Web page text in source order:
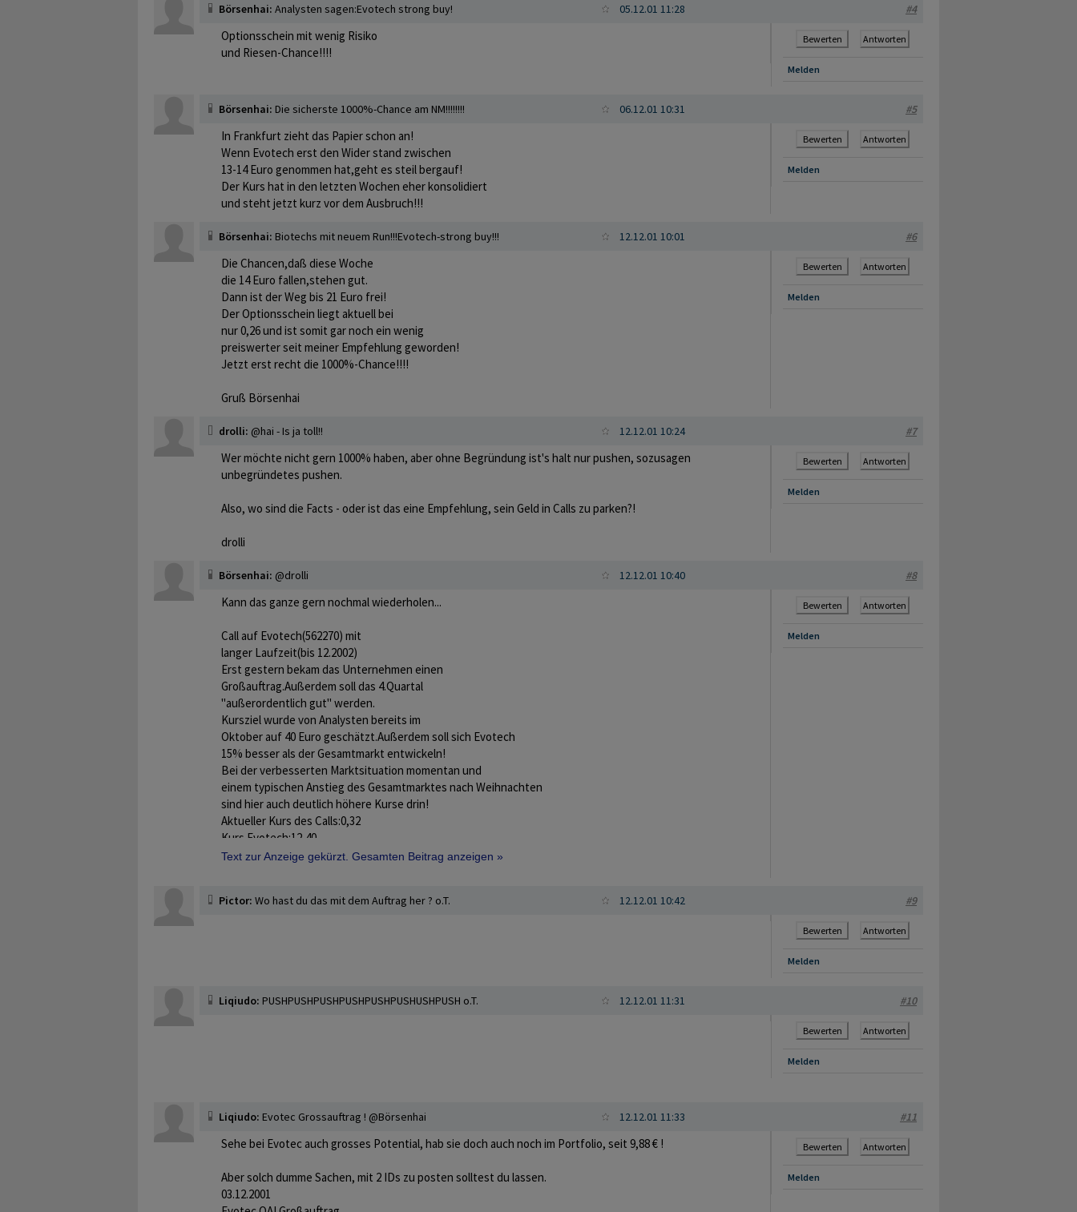
Börsenhai: Analysten sagen:Evotech strong buy! 05.12.01 11:28 #4
Optionsschein mit wenig Risiko
und Riesen-Chance!!!!
Bewerten Antworten
Melden
Börsenhai: Die sicherste 1000%-Chance am NM!!!!!!!! 06.12.01 10:31 #5
In Frankfurt zieht das Papier schon an!
Wenn Evotech erst den Wider stand zwischen
13-14 Euro genommen hat,geht es steil bergauf!
Der Kurs hat in den letzten Wochen eher konsolidiert
und steht jetzt kurz vor dem Ausbruch!!!
Bewerten Antworten
Melden
Börsenhai: Biotechs mit neuem Run!!!Evotech-strong buy!!! 12.12.01 10:01 #6
Die Chancen,daß diese Woche
die 14 Euro fallen,stehen gut.
Dann ist der Weg bis 21 Euro frei!
Der Optionsschein liegt aktuell bei
nur 0,26 und ist somit gar noch ein wenig
preiswerter seit meiner Empfehlung geworden!
Jetzt erst recht die 1000%-Chance!!!!
Gruß Börsenhai
Bewerten Antworten
Melden
drolli: @hai - Is ja toll!! 12.12.01 10:24 #7
Wer möchte nicht gern 1000% haben, aber ohne Begründung ist's halt nur pushen, sozusagen
unbegründetes pushen.
Also, wo sind die Facts - oder ist das eine Empfehlung, sein Geld in Calls zu parken?!
drolli
Bewerten Antworten
Melden
Börsenhai: @drolli 12.12.01 10:40 #8
Kann das ganze gern nochmal wiederholen...
Call auf Evotech(562270) mit
langer Laufzeit(bis 12.2002)
Erst gestern bekam das Unternehmen einen
Großauftrag.Außerdem soll das 4.Quartal
"außerordentlich gut" werden.
Kursziel wurde von Analysten bereits im
Oktober auf 40 Euro geschätzt.Außerdem soll sich Evotech
15% besser als der Gesamtmarkt entwickeln!
Bei der verbesserten Marktsituation momentan und
einem typischen Anstieg des Gesamtmarktes nach Weihnachten
sind hier auch deutlich höhere Kurse drin!
Aktueller Kurs des Calls:0,32
Kurs Evotech:12,40
Allein bei einer normalen Verdopplung des Kurses auf
Oktober prognostizierten 40 Euro eintreffen,dann sind Kurse um 3-4 Euro drin und somit 1000%!!!!
Text zur Anzeige gekürzt. Gesamten Beitrag anzeigen »
Bewerten Antworten
Melden
Pictor: Wo hast du das mit dem Auftrag her ? o.T. 12.12.01 10:42 #9
Bewerten Antworten
Melden
Liqiudo: PUSHPUSHPUSHPUSHPUSHPUSHUSHPUSH o.T. 12.12.01 11:31 #10
Bewerten Antworten
Melden
Liqiudo: Evotec Grossauftrag ! @Börsenhai 12.12.01 11:33 #11
Sehe bei Evotec auch grosses Potential, hab sie doch auch noch im Portfolio, seit 9,88 € !
Aber solch dumme Sachen, mit 2 IDs zu posten solltest du lassen.
03.12.2001
Bewerten Antworten
Melden